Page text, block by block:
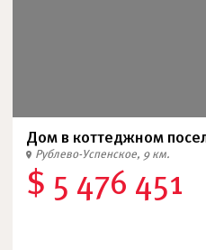
Дом в коттеджном
Рублево-Успенское, 9 км.
$ 5 476 451